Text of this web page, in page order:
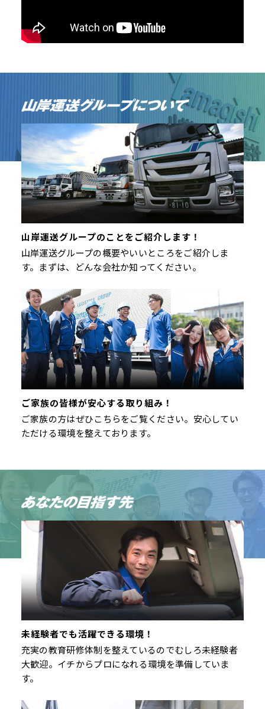
山岸運送グループのことをご紹介します！
山岸運送グループの概要やいいところをご紹介しま
す。まずは、どんな会社か知ってください。
ご家族の皆様が安心する取り組み！
ご家族の方はぜひこちらをご覧ください。安心してい
ただける環境を整えております。
未経験者でも活躍できる環境！
充実の教育研修体制を整えているのでむしろ未経験者
大歓迎。イチからプロになれる環境を準備していま
す。